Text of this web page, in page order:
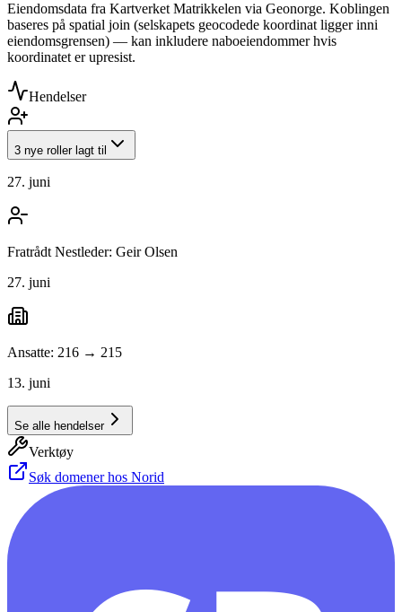
Eiendomsdata fra Kartverket Matrikkelen via Geonorge. Koblingen
baseres på spatial join (selskapets geocodede koordinat ligger inni
eiendomsgrensen) — kan inkludere naboeiendommer hvis
koordinatet er upresist.
Hendelser
3 nye roller lagt til
27. juni
Fratrådt Nestleder: Geir Olsen
27. juni
Ansatte: 216 → 215
13. juni
Se alle hendelser
Verktøy
Søk domener hos Norid